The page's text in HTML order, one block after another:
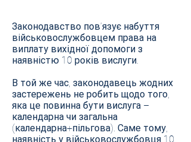
Законодавство пов’язує набуття
військовослужбовцем права на
виплату вихідної допомоги з
наявністю 10 років вислуги.
В той же час, законодавець жодних
застережень не робить щодо того,
яка це повинна бути вислуга –
календарна чи загальна
(календарна+пільгова). Саме тому,
наявність у військовослужбовця 10